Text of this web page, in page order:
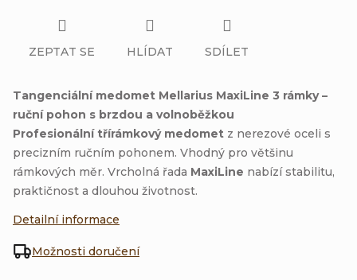
Možnosti doručení
Tangenciální medomet Mellarius MaxiLine 3 rámky –
ruční pohon s brzdou a volnoběžkou
Profesionální třírámkový medomet z nerezové oceli s
precizním ručním pohonem. Vhodný pro většinu
rámkových měr. Vrcholná řada MaxiLine nabízí stabilitu,
praktičnost a dlouhou životnost.
Detailní informace
ZEPTAT SE HLÍDAT SDÍLET